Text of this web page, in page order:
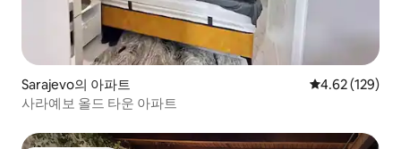
Sarajevo의 아파트 평점 4.62점(5
4.62 (129)
사라예보 올드 타운 아파트